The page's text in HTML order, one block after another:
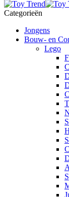
Categorieën
Jongens
Bouw- en
Lego